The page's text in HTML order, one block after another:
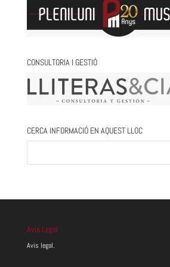
CONSULTORIA I GESTIÓ
CERCA INFORMACIÓ EN AQUEST LLOC
Avis Legal
Avis legal.